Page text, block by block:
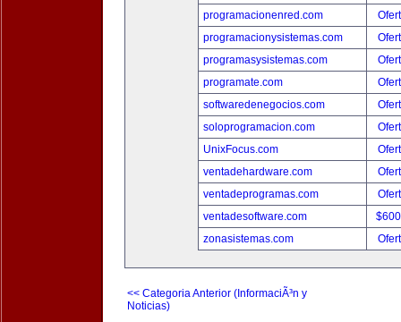
programacionenred.com
programacionysistemas.com
programasysistemas.com
programate.com
softwaredenegocios.com
soloprogramacion.com
UnixFocus.com
ventadehardware.com
ventadeprogramas.com
ventadesoftware.com
zonasistemas.com
<< Categoria Anterior (InformaciÃ³n y
Noticias)